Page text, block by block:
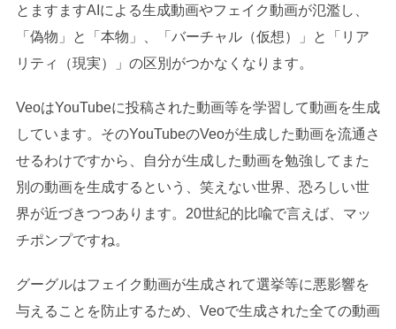
とますますAIによる生成動画やフェイク動画が氾濫し、
「偽物」と「本物」、「バーチャル（仮想）」と「リア
リティ（現実）」の区別がつかなくなります。
VeoはYouTubeに投稿された動画等を学習して動画を生成
しています。そのYouTubeのVeoが生成した動画を流通さ
せるわけですから、自分が生成した動画を勉強してまた
別の動画を生成するという、笑えない世界、恐ろしい世
界が近づきつつあります。20世紀的比喩で言えば、マッ
チポンプですね。
グーグルはフェイク動画が生成されて選挙等に悪影響を
与えることを防止するため、Veoで生成された全ての動画